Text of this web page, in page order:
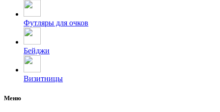
Футляры для очков
Бейджи
Визитницы
Меню